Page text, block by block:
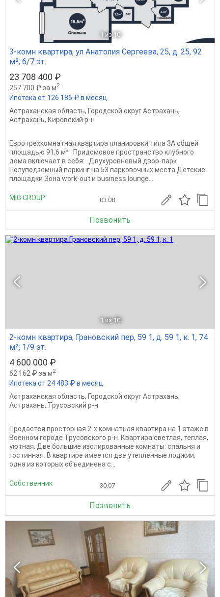
1 из 10
3-комн квартира, ул Анатолия Сергеева, 25, д. 25, 92
м², 6/7 эт.
23 708 400 ₽
257 700 ₽ за м2
Ипотека от 126 186 ₽ в месяц
Астраханская область, Городской округ Астрахань,
Астрахань, Кировский р-н
Евротрехкомнатная квартира планировки типа 3А общей
площадью 91,6 м² Придомовое пространство клубного
дома включает в себя: Двухуровневый двор-парк
Полуподземный паркинг на 53 парковочных места Детские
площадки Зона work-out и business lounge...
MIG GROUP 03.08
Позвонить
1 из 10
2-комн квартира, Грановский пер, 59 1, д. 59 1, к. 1, 74
м², 1/9 эт.
4 600 000 ₽
62 162 ₽ за м2
Ипотека от 24 483 ₽ в месяц
Астраханская область, Городской округ Астрахань,
Астрахань, Трусовский р-н
Продается просторная 2-х комнатная квартира на 1 этаже в
Военном городе Трусовского р-н. Квартира светлая, теплая,
уютная. Две большие изолированные комнаты: спальня и
гостинная. В квартире имеется две утепленные лоджии,
одна из которых объединена с...
Собственник 30.07
Позвонить